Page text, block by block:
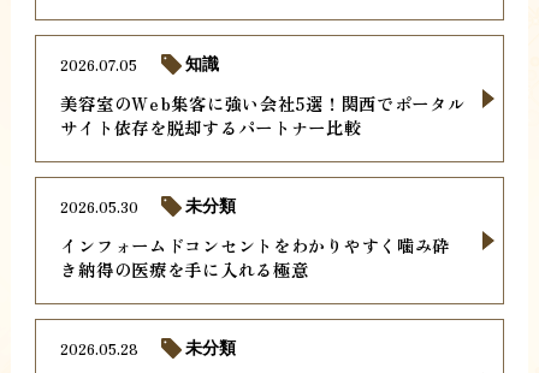
美容室のWeb集客に強い会社5選！関西でポータル
サイト依存を脱却するパートナー比較
2026.07.05 知識
インフォームドコンセントをわかりやすく噛み砕
き納得の医療を手に入れる極意
2026.05.30 未分類
2026.05.28 未分類